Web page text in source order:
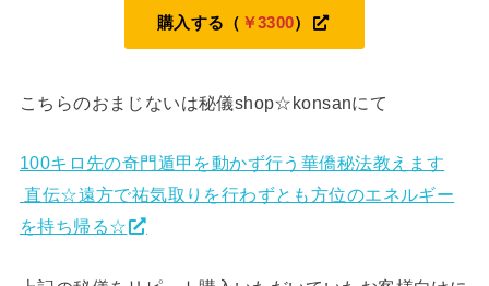
購入する（ ￥3300）
こちらのおまじないは秘儀shop☆konsanにて
100キロ先の奇門遁甲を動かず行う華僑秘法教えます
直伝☆遠方で祐気取りを行わずとも方位のエネルギー
を持ち帰る☆